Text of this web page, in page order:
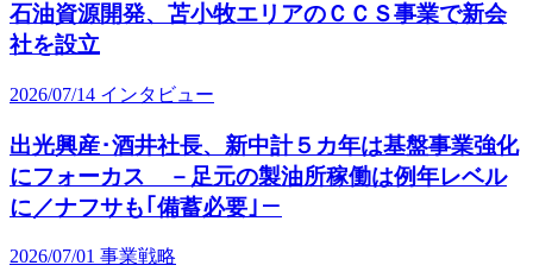
石油資源開発、苫小牧エリアのＣＣＳ事業で新会
社を設立
2026/07/14 インタビュー
出光興産･酒井社長、新中計５カ年は基盤事業強化
にフォーカス －足元の製油所稼働は例年レベル
に／ナフサも｢備蓄必要｣－
2026/07/01 事業戦略